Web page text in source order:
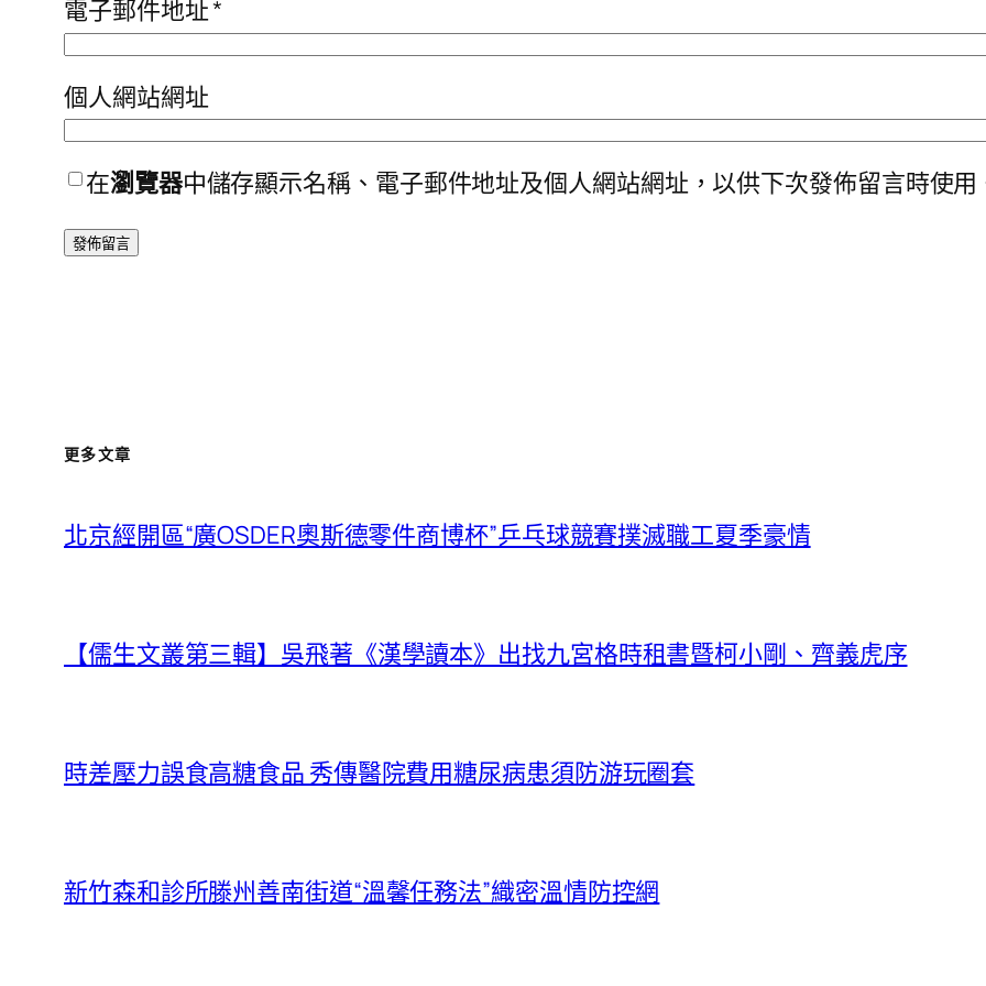
電子郵件地址*
個人網站網址
在瀏覽器中儲存顯示名稱、電子郵件地址及個人網站網址，以供下次發佈留言時使用
更多文章
北京經開區“廣OSDER奧斯德零件商博杯”乒乓球競賽撲滅職工夏季豪情
【儒生文叢第三輯】吳飛著《漢學讀本》出找九宮格時租書暨柯小剛、齊義虎序
時差壓力誤食高糖食品 秀傳醫院費用糖尿病患須防游玩圈套
新竹森和診所滕州善南街道“溫馨任務法”織密溫情防控網